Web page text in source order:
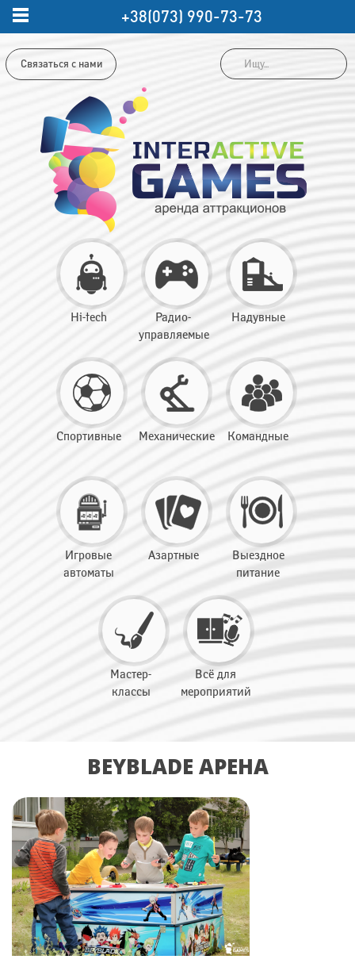
Связаться с нами
Hi-tech
Радио-
управляемые
Надувные
Спортивные Механические Командные
Игровые
автоматы
Азартные
Выездное
питание
Мастер-
классы
Всё для
мероприятий
BEYBLADE АРЕНА
+38(073) 990-73-73